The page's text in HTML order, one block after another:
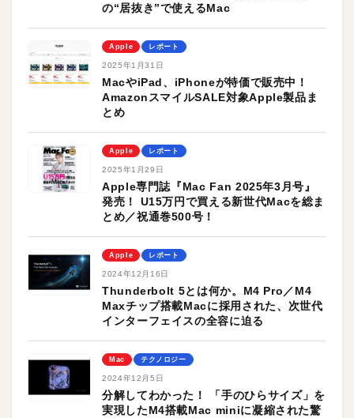
の“居抜き”で使えるMac
Apple レポート
2025年1月31日
MacやiPad、iPhoneが特価で販売中！
AmazonスマイルSALE対象Apple製品ま
とめ
Apple レポート
2025年1月29日
Apple専門誌『Mac Fan 2025年3月号』
発売！ U15万円で買える新世代Macを総ま
とめ／祝通巻500号！
Apple レポート
2024年12月16日
Thunderbolt 5とは何か。M4 Pro／M4
Maxチップ搭載Macに採用された、次世代
インターフェイスの全容に迫る
Mac テクノロジー
2024年12月5日
分解してわかった！ 「手のひらサイズ」を
実現したM4搭載Mac miniに凝縮された驚